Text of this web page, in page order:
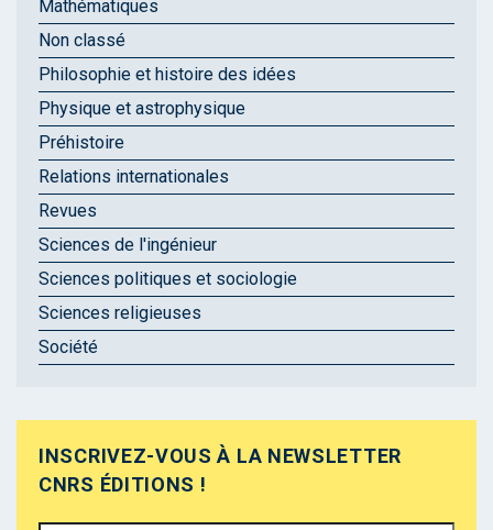
Mathématiques
Non classé
Philosophie et histoire des idées
Physique et astrophysique
Préhistoire
Relations internationales
Revues
Sciences de l'ingénieur
Sciences politiques et sociologie
Sciences religieuses
Société
INSCRIVEZ-VOUS À LA NEWSLETTER
CNRS ÉDITIONS !